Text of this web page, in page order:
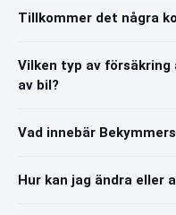
Tillkommer det några
Vilken typ av
av bil?
Vad innebär
Hur kan jag ändra eller